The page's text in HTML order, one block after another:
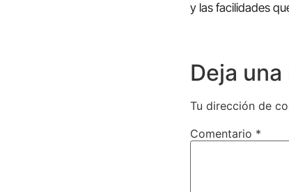
y las facilidades
Deja
Tu dirección de
Comentario *